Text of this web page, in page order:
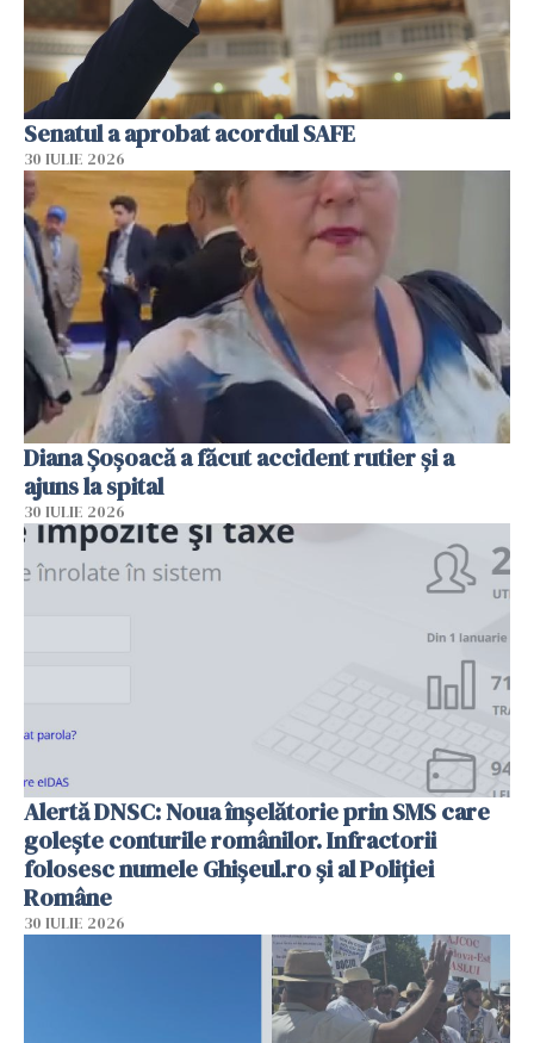
Senatul a aprobat acordul SAFE
30 IULIE 2026
Diana Șoșoacă a făcut accident rutier și a
ajuns la spital
30 IULIE 2026
Alertă DNSC: Noua înșelătorie prin SMS care
golește conturile românilor. Infractorii
folosesc numele Ghișeul.ro și al Poliției
Române
30 IULIE 2026